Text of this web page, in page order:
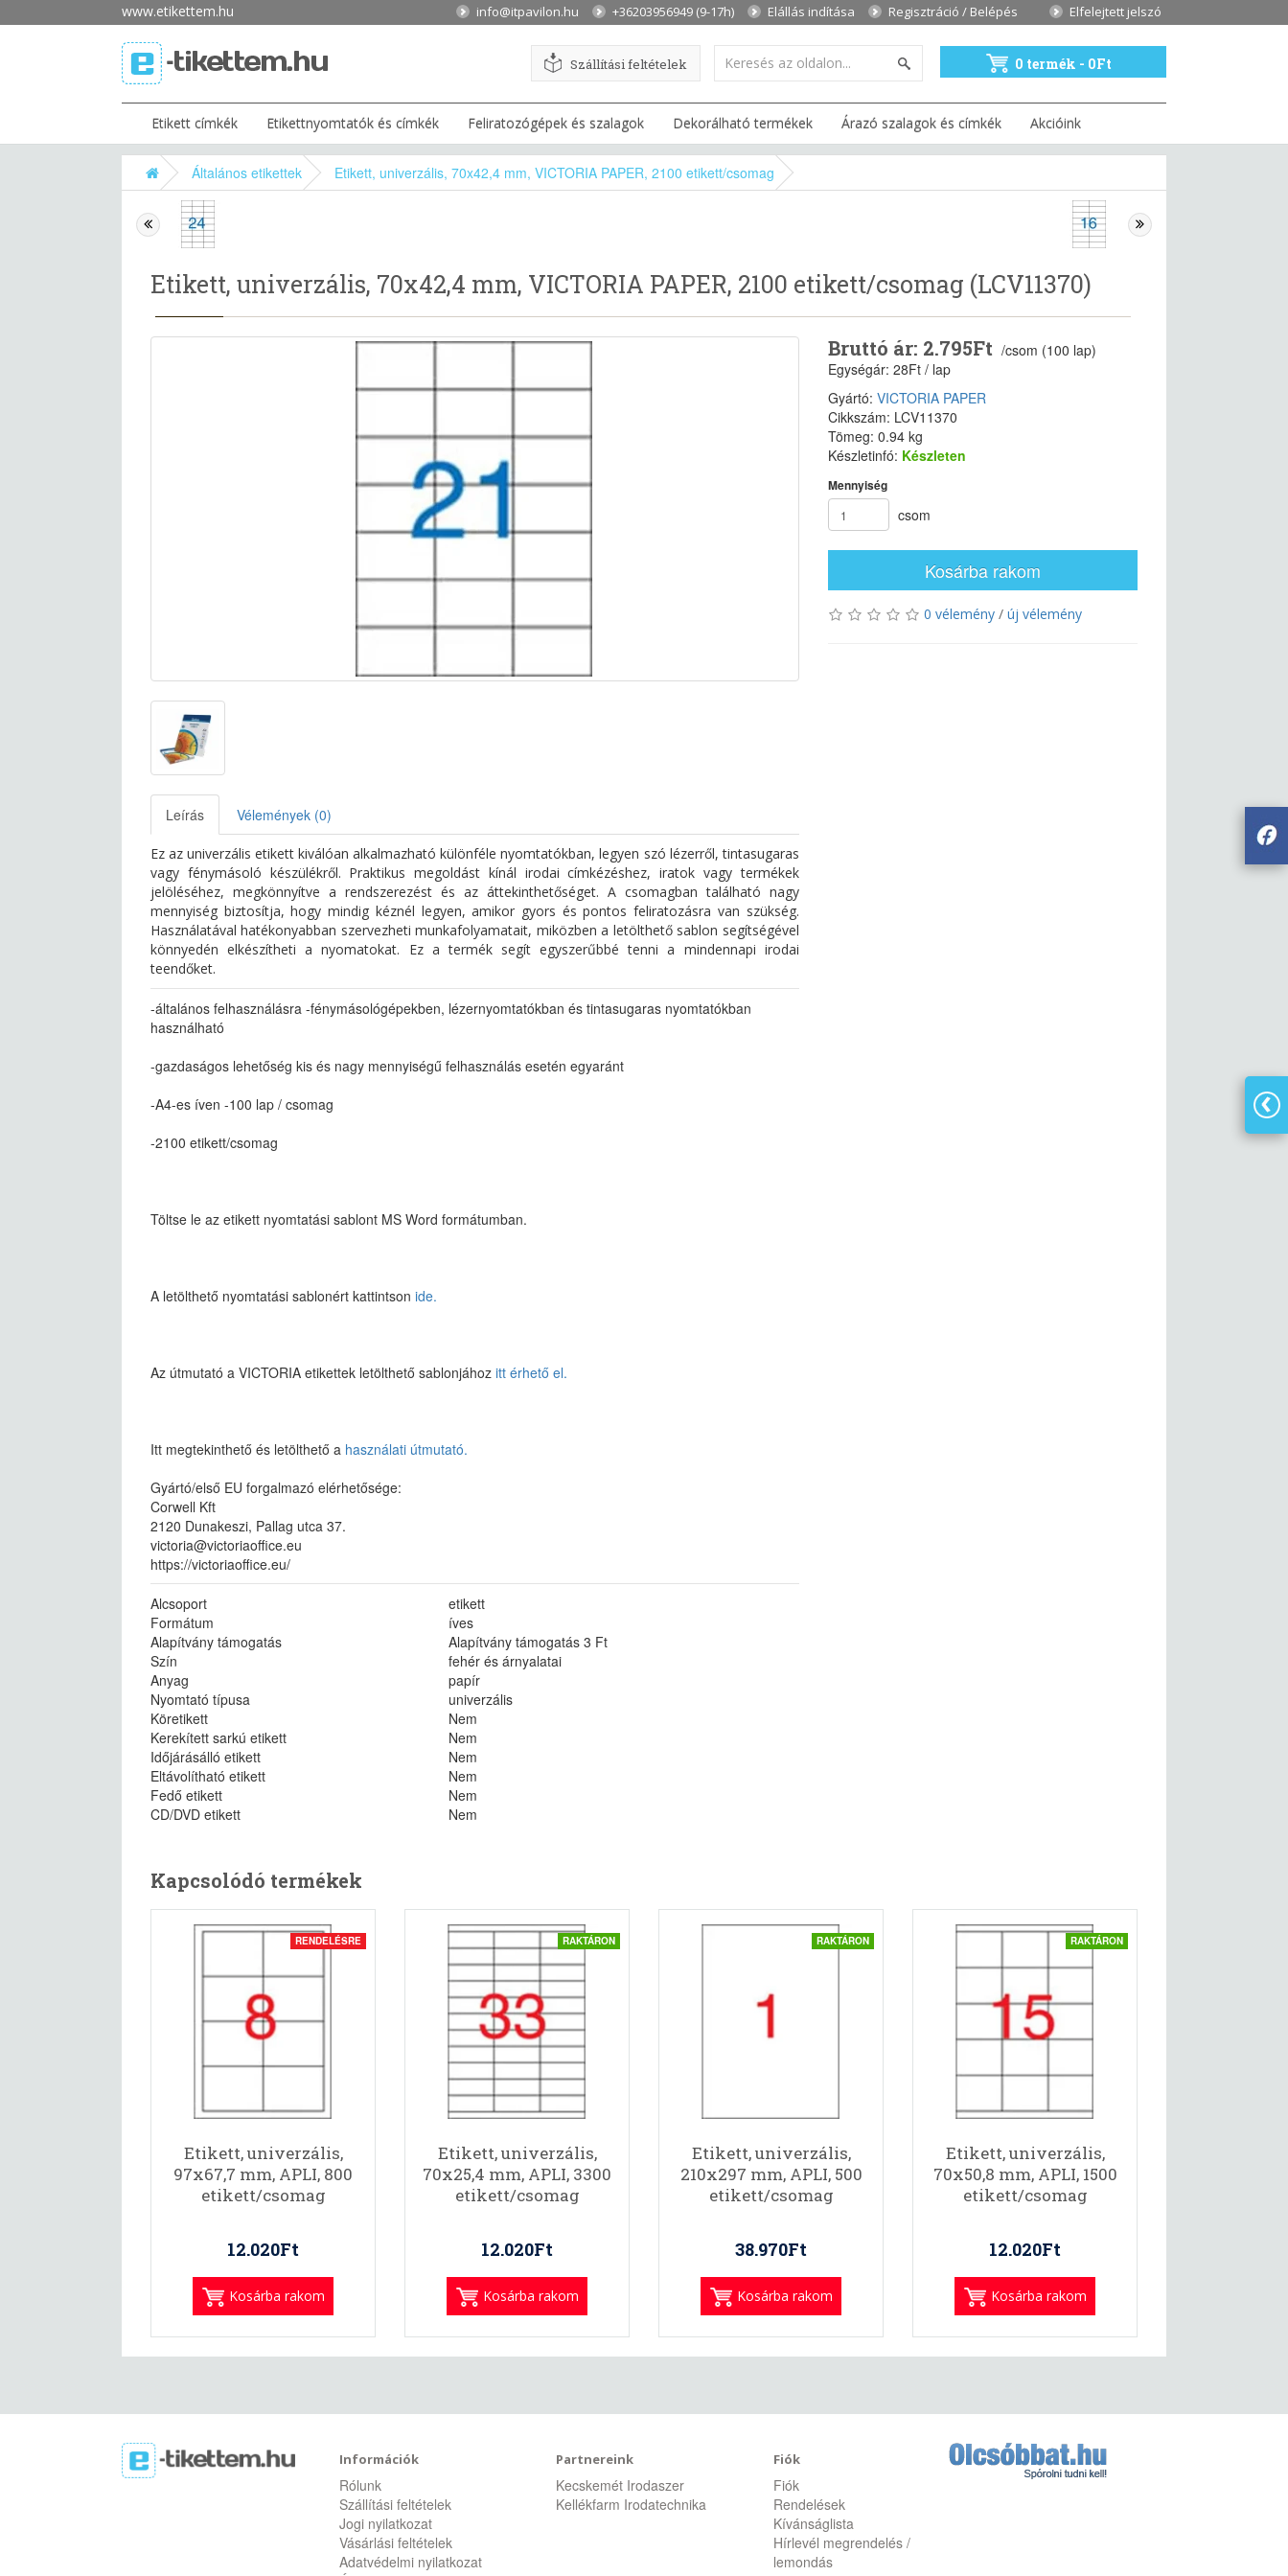
www.etikettem.hu info@itpavilon.hu +36203956949 (9-17h) Elállás indítása Regisztráció / Belépés Elfelejtett jelszó
Szállítási feltételek 0 termék - 0Ft
Etikett címkék Etikettnyomtatók és címkék Feliratozógépek és szalagok Dekorálható termékek Árazó szalagok és címkék Akcióink
Általános etikettek Etikett, univerzális, 70x42,4 mm, VICTORIA PAPER, 2100 etikett/csomag
Etikett, univerzális, 70x42,4 mm, VICTORIA PAPER, 2100 etikett/csomag (LCV11370)
Leírás Vélemények (0)
Ez az univerzális etikett kiválóan alkalmazható különféle nyomtatókban, legyen szó lézerről, tintasugaras
vagy fénymásoló készülékről. Praktikus megoldást kínál irodai címkézéshez, iratok vagy termékek
jelöléséhez, megkönnyítve a rendszerezést és az áttekinthetőséget. A csomagban található nagy
mennyiség biztosítja, hogy mindig kéznél legyen, amikor gyors és pontos feliratozásra van szükség.
Használatával hatékonyabban szervezheti munkafolyamatait, miközben a letölthető sablon segítségével
könnyedén elkészítheti a nyomatokat. Ez a termék segít egyszerűbbé tenni a mindennapi irodai
teendőket.
-általános felhasználásra -fénymásológépekben, lézernyomtatókban és tintasugaras nyomtatókban
használható
-gazdaságos lehetőség kis és nagy mennyiségű felhasználás esetén egyaránt
-A4-es íven -100 lap / csomag
-2100 etikett/csomag
Töltse le az etikett nyomtatási sablont MS Word formátumban.
A letölthető nyomtatási sablonért kattintson ide.
Az útmutató a VICTORIA etikettek letölthető sablonjához itt érhető el.
Itt megtekinthető és letölthető a használati útmutató.
Gyártó/első EU forgalmazó elérhetősége:
Corwell Kft
2120 Dunakeszi, Pallag utca 37.
victoria@victoriaoffice.eu
https://victoriaoffice.eu/
Alcsoport
etikett
Formátum
íves
Alapítvány támogatás
Alapítvány támogatás 3 Ft
Szín
fehér és árnyalatai
Anyag
papír
Nyomtató típusa
univerzális
Köretikett
Nem
Kerekített sarkú etikett
Nem
Időjárásálló etikett
Nem
Eltávolítható etikett
Nem
Fedő etikett
Nem
CD/DVD etikett
Nem
Bruttó ár: 2.795Ft /csom (100 lap)
Egységár: 28Ft / lap
Gyártó: VICTORIA PAPER
Cikkszám: LCV11370
Tömeg: 0.94 kg
Készletinfó: Készleten
Mennyiség
csom
Kosárba rakom
0 vélemény/ új vélemény
Kapcsolódó termékek
RENDELÉSRE
Etikett, univerzális,
97x67,7 mm, APLI, 800
etikett/csomag
12.020Ft
Kosárba rakom
RAKTÁRON
Etikett, univerzális,
70x25,4 mm, APLI, 3300
etikett/csomag
12.020Ft
Kosárba rakom
RAKTÁRON
Etikett, univerzális,
210x297 mm, APLI, 500
etikett/csomag
38.970Ft
Kosárba rakom
RAKTÁRON
Etikett, univerzális,
70x50,8 mm, APLI, 1500
etikett/csomag
12.020Ft
Kosárba rakom
Információk
Rólunk
Szállítási feltételek
Jogi nyilatkozat
Vásárlási feltételek
Adatvédelmi nyilatkozat
Partnereink
Kecskemét Irodaszer
Kellékfarm Irodatechnika
Fiók
Fiók
Rendelések
Kívánságlista
Hírlevél megrendelés /
lemondás